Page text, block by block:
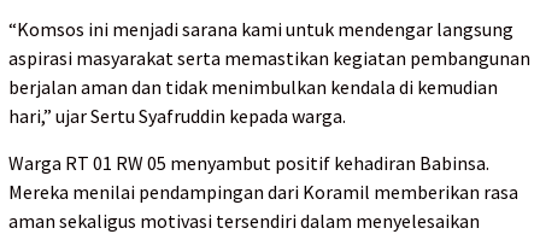
“Komsos ini menjadi sarana kami untuk mendengar langsung
aspirasi masyarakat serta memastikan kegiatan pembangunan
berjalan aman dan tidak menimbulkan kendala di kemudian
hari,” ujar Sertu Syafruddin kepada warga.
Warga RT 01 RW 05 menyambut positif kehadiran Babinsa.
Mereka menilai pendampingan dari Koramil memberikan rasa
aman sekaligus motivasi tersendiri dalam menyelesaikan